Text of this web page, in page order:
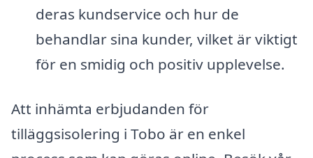
deras kundservice och hur de
behandlar sina kunder, vilket är viktigt
för en smidig och positiv upplevelse.
Att inhämta erbjudanden för
tilläggsisolering i Tobo är en enkel